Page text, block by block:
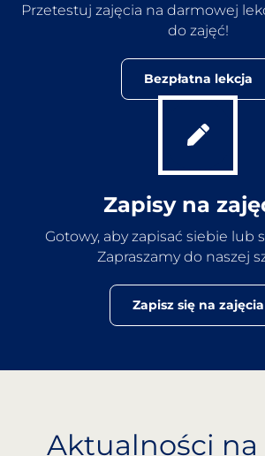
Przetestuj zajęcia na darmowej
do zajęć!
Bezpłatna lekcja
Zapisy na
Gotowy, aby zapisać siebie lub
Zapraszamy do naszej
Zapisz się na zajęcia
Aktualności